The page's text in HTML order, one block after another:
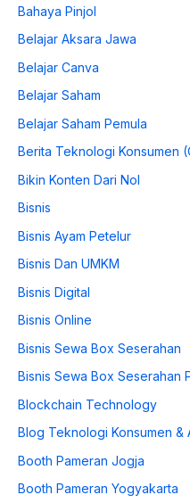
Bahaya Pinjol
Belajar Aksara Jawa
Belajar Canva
Belajar Saham
Belajar Saham Pemula
Berita Teknologi Konsumen
Bikin Konten Dari Nol
Bisnis
Bisnis Ayam Petelur
Bisnis Dan UMKM
Bisnis Digital
Bisnis Online
Bisnis Sewa Box Seserahan
Bisnis Sewa Box Seserahan
Blockchain Technology
Blog Teknologi Konsumen &
Booth Pameran Jogja
Booth Pameran Yogyakarta